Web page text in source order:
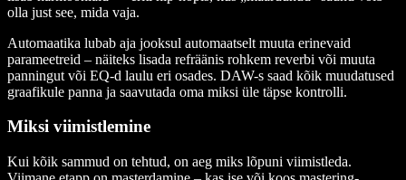
olla just see, mida vaja.
Automaatika lubab aja jooksul automaatselt muuta erinevaid
parameetreid – näiteks lisada refräänis rohkem reverbi või muuta
panningut või EQ-d laulu eri osades. DAW-s saad kõik muudatused
graafikule panna ja saavutada oma miksi üle täpse kontrolli.
Miksi viimistlemine
Kui kõik sammud on tehtud, on aeg miks lõpuni viimistleda.